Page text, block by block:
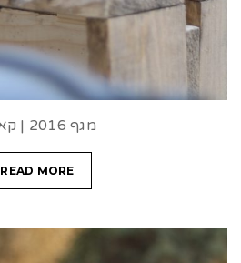
מגף 2016 | קאמל
READ MORE